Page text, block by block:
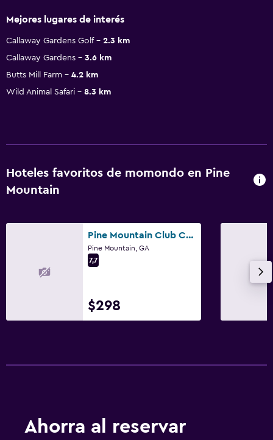
Mejores lugares de interés
Callaway Gardens Golf
2.3 km
Callaway Gardens
3.6 km
Butts Mill Farm
4.2 km
Wild Animal Safari
8.3 km
Hoteles favoritos de momondo en Pine
Mountain
Pine Mountain Club Chalets Resort
Pine Mountain, GA
7,7
$298
Ahorra al reservar